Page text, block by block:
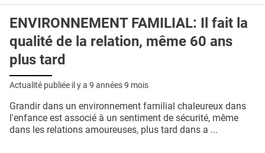
ENVIRONNEMENT FAMILIAL: Il fait la
qualité de la relation, même 60 ans
plus tard
Actualité publiée il y a 9 années 9 mois
Grandir dans un environnement familial chaleureux dans
l'enfance est associé à un sentiment de sécurité, même
dans les relations amoureuses, plus tard dans a ...